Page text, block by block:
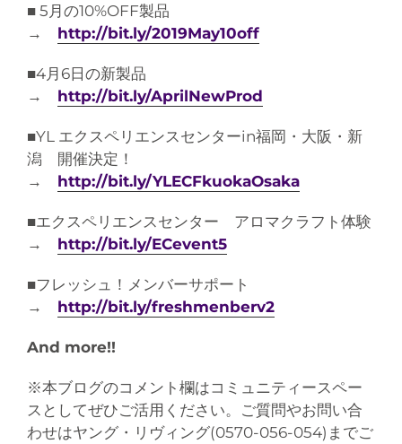
■ 5月の10%OFF製品
→ http://bit.ly/2019May10off
■4月6日の新製品
→ http://bit.ly/AprilNewProd
■YL エクスペリエンスセンターin福岡・大阪・新
潟 開催決定！
→ http://bit.ly/YLECFkuokaOsaka
■エクスペリエンスセンター アロマクラフト体験
→ http://bit.ly/ECevent5
■フレッシュ！メンバーサポート
→ http://bit.ly/freshmenberv2
And more!!
※本ブログのコメント欄はコミュニティースペー
スとしてぜひご活用ください。ご質問やお問い合
わせはヤング・リヴィング(0570-056-054)までご